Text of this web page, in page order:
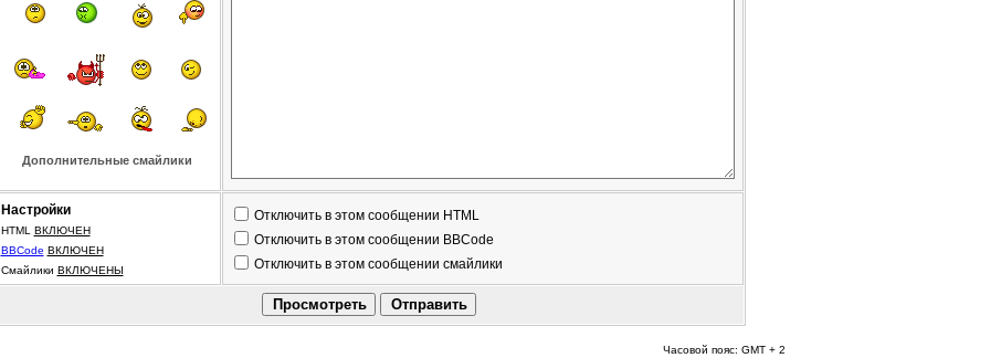
Дополнительные смайлики
Настройки
HTML ВКЛЮЧЕН
BBCode ВКЛЮЧЕН
Смайлики ВКЛЮЧЕНЫ
Отключить в этом сообщении HTML
Отключить в этом сообщении BBCode
Отключить в этом сообщении смайлики
Часовой пояс: GMT + 2